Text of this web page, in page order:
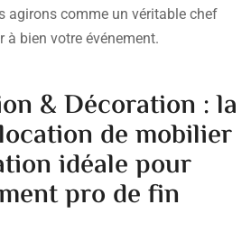
agirons comme un véritable chef
à bien votre événement.
& Décoration : la
de mobilier
idéale pour
pro de fin